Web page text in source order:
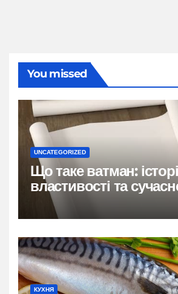
You missed
UNCATEGORIZED
Що таке ватман:
властивості та
застосування
КУХНЯ